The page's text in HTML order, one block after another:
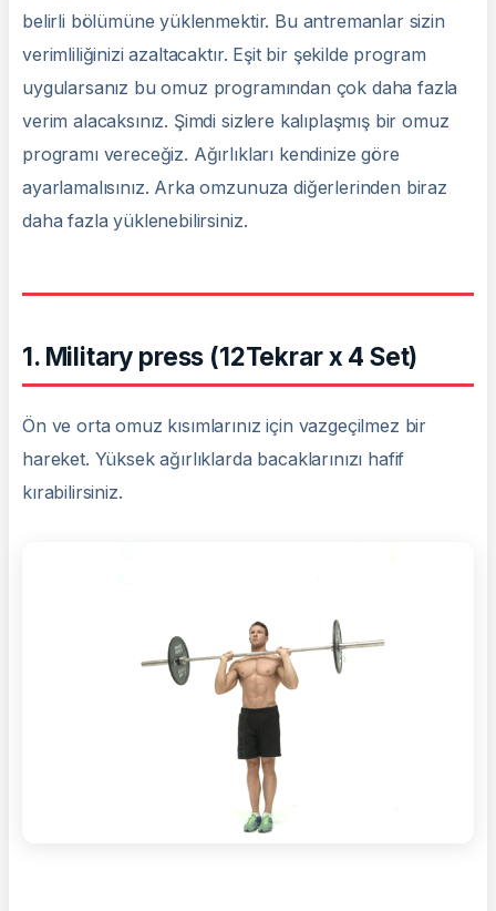
belirli bölümüne yüklenmektir. Bu antremanlar sizin
verimliliğinizi azaltacaktır. Eşit bir şekilde program
uygularsanız bu omuz programından çok daha fazla
verim alacaksınız. Şimdi sizlere kalıplaşmış bir omuz
programı vereceğiz. Ağırlıkları kendinize göre
ayarlamalısınız. Arka omzunuza diğerlerinden biraz
daha fazla yüklenebilirsiniz.
1. Military press (12Tekrar x 4 Set)
Ön ve orta omuz kısımlarınız için vazgeçilmez bir
hareket. Yüksek ağırlıklarda bacaklarınızı hafif
kırabilirsiniz.